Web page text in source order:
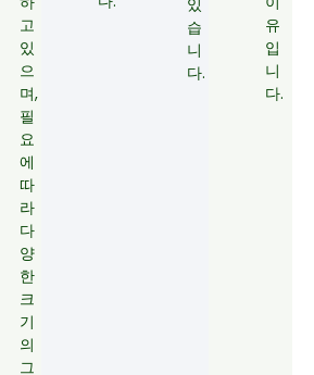
고
있
으
며,
필
요
에
따
라
다
양
한
크
기
의
그
습
니
다.
유
입
니
다.